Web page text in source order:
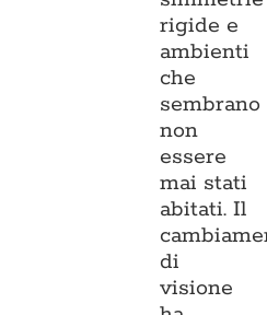
rigide e
ambienti
che
sembrano
non
essere
mai stati
abitati. Il
di
visione